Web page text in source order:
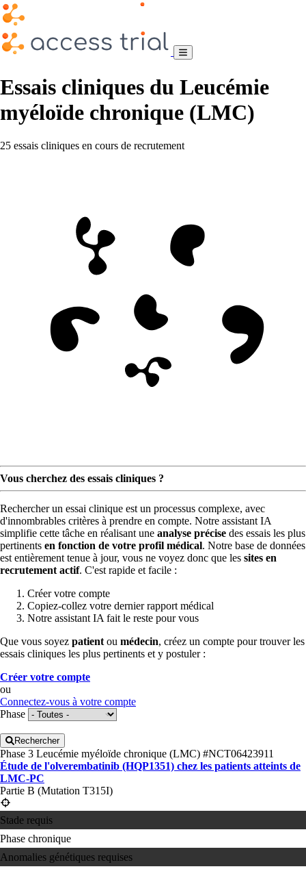
Essais cliniques du Leucémie
myéloïde chronique (LMC)
25 essais cliniques en cours de recrutement
Vous cherchez des essais cliniques ?
Rechercher un essai clinique est un processus complexe, avec
d'innombrables critères à prendre en compte. Notre assistant IA
simplifie cette tâche en réalisant une analyse précise des essais les plus
pertinents en fonction de votre profil médical. Notre base de données
est entièrement tenue à jour, vous ne voyez donc que les sites en
recrutement actif. C'est rapide et facile :
Créer votre compte
Copiez-collez votre dernier rapport médical
Notre assistant IA fait le reste pour vous
Que vous soyez patientou médecin, créez un compte pour trouver les
essais cliniques les plus pertinents et y postuler :
Créer votre compte
ou
Connectez-vous à votre compte
Phase
Rechercher
Phase 3 Leucémie myéloïde chronique (LMC) #NCT06423911
Étude de l'olverembatinib (HQP1351) chez les patients atteints de
LMC-PC
Partie B (Mutation T315I)
Stade requis
Phase chronique
Anomalies génétiques requises